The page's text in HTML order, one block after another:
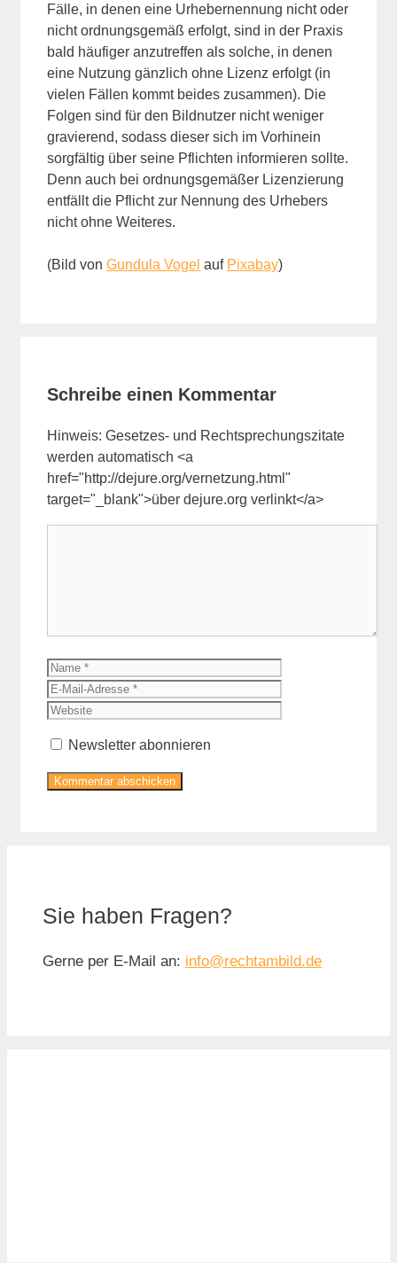
Fälle, in denen eine Urhebernennung nicht oder
nicht ordnungsgemäß erfolgt, sind in der Praxis
bald häufiger anzutreffen als solche, in denen
eine Nutzung gänzlich ohne Lizenz erfolgt (in
vielen Fällen kommt beides zusammen). Die
Folgen sind für den Bildnutzer nicht weniger
gravierend, sodass dieser sich im Vorhinein
sorgfältig über seine Pflichten informieren sollte.
Denn auch bei ordnungsgemäßer Lizenzierung
entfällt die Pflicht zur Nennung des Urhebers
nicht ohne Weiteres.
(Bild von Gundula Vogel auf Pixabay)
Schreibe einen Kommentar
Hinweis: Gesetzes- und Rechtsprechungszitate
werden automatisch <a
href="http://dejure.org/vernetzung.html"
target="_blank">über dejure.org verlinkt</a>
Name
Newsletter abonnieren
Sie haben Fragen?
Gerne per E-Mail an: info@rechtambild.de